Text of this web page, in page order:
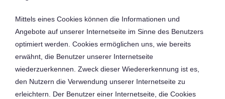
Mittels eines Cookies können die Informationen und
Angebote auf unserer Internetseite im Sinne des Benutzers
optimiert werden. Cookies ermöglichen uns, wie bereits
erwähnt, die Benutzer unserer Internetseite
wiederzuerkennen. Zweck dieser Wiedererkennung ist es,
den Nutzern die Verwendung unserer Internetseite zu
erleichtern. Der Benutzer einer Internetseite, die Cookies